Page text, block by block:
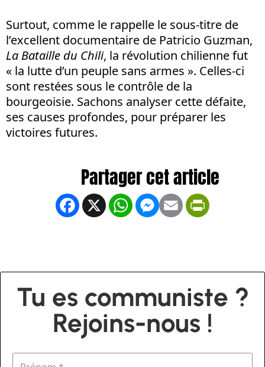
Surtout, comme le rappelle le sous-titre de
l’excellent documentaire de Patricio Guzman,
La Bataille du Chili, la révolution chilienne fut
« la lutte d’un peuple sans armes ». Celles-ci
sont restées sous le contrôle de la
bourgeoisie. Sachons analyser cette défaite,
ses causes profondes, pour préparer les
victoires futures.
Facebook
X WhatsApp
Messenger
Email
Tu es communiste ?
Rejoins-nous !